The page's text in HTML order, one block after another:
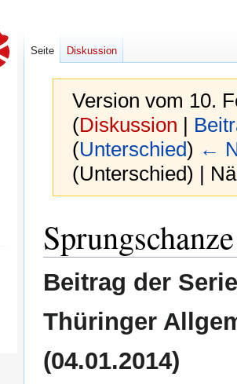
Version vom 10.
(Diskussion |
(Unterschied) ←
(Unterschied) |
Navigation
springen
Suche
springen
Beitrag der
Thüringer
(04.01.2014)
Seite Diskussion